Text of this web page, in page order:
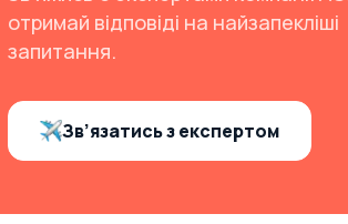
отримай відповіді на найзапекліші
запитання.
Зв’язатись з експертом